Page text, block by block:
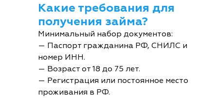
Какие требования для
получения займа?
Минимальный набор документов:
— Паспорт гражданина РФ, СНИЛС и
номер ИНН.
— Возраст от 18 до 75 лет.
— Регистрация или постоянное место
проживания в РФ.